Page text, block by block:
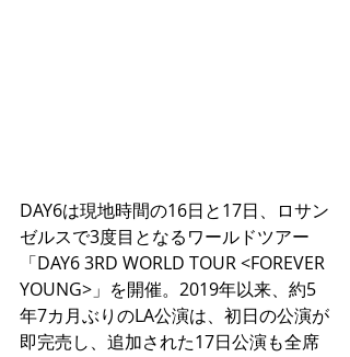
DAY6は現地時間の16日と17日、ロサン
ゼルスで3度目となるワールドツアー
「DAY6 3RD WORLD TOUR <FOREVER
YOUNG>」を開催。2019年以来、約5
年7カ月ぶりのLA公演は、初日の公演が
即完売し、追加された17日公演も全席